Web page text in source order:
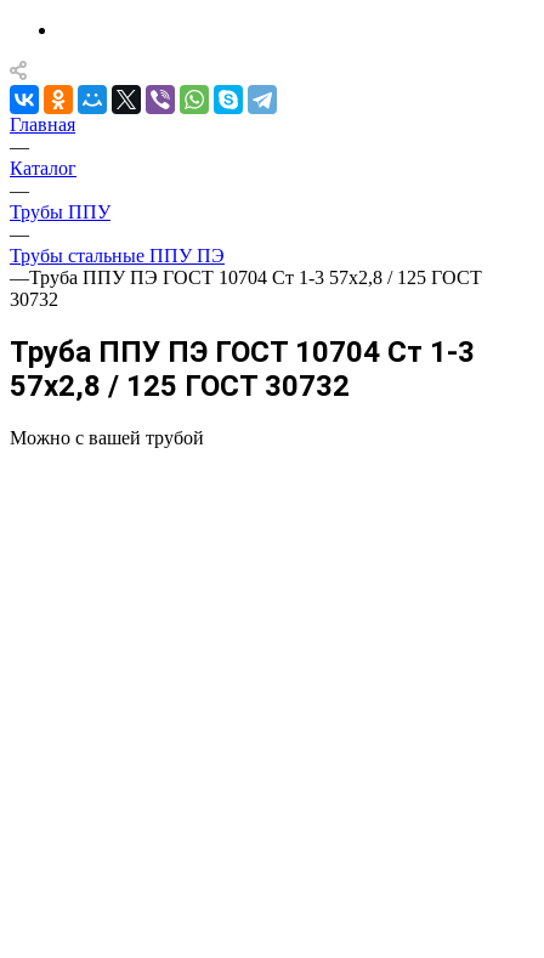
Главная
—
Каталог
—
Трубы ППУ
—
Трубы стальные ППУ ПЭ
—Труба ППУ ПЭ ГОСТ 10704 Ст 1-3 57x2,8 / 125 ГОСТ
30732
Труба ППУ ПЭ ГОСТ 10704 Ст 1-3
57x2,8 / 125 ГОСТ 30732
Можно с вашей трубой